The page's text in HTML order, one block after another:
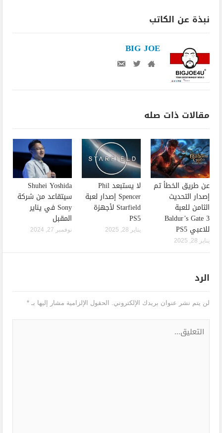
نبذة عن الكاتب
BIG JOE
مقالات ذات صله
عن طريق الخطأ تم
إصدار التحديث
الثامن للعبة
Baldur’s Gate 3
للاعبي PS5
يناير 28, 2025
لا يستبعد Phil
Spencer إصدار لعبة
Starfield لأجهزة
PS5
يناير 28, 2025
Shuhei Yoshida
سيتقاعد من شركة
Sony في يناير
المقبل
نوفمبر 27, 2024
الرد
لن يتم نشر عنوان بريدك الإلكتروني. الحقول الإلزامية مشار إليها بـ*